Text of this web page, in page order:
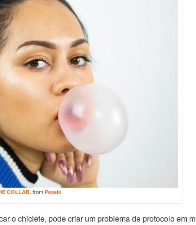
COLLAB. from Pexels
o chiclete, pode criar um problema de protocolo em m